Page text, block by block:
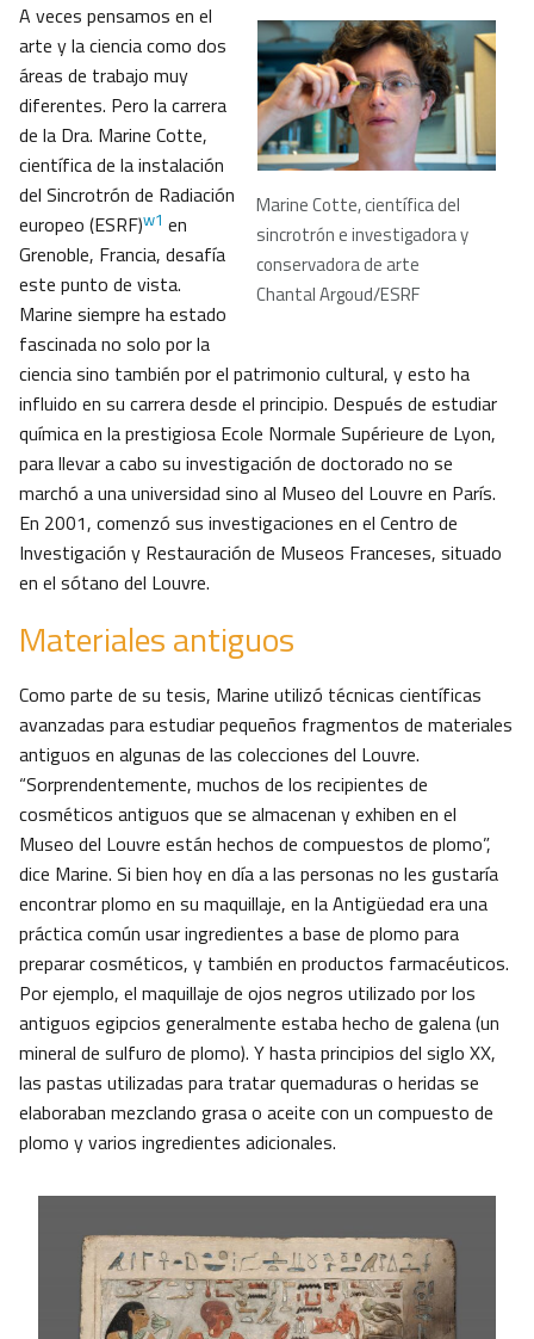
Marine Cotte, científica del
sincrotrón e investigadora y
conservadora de arte
Chantal Argoud/ESRF
A veces pensamos en el
arte y la ciencia como dos
áreas de trabajo muy
diferentes. Pero la carrera
de la Dra. Marine Cotte,
científica de la instalación
del Sincrotrón de Radiación
europeo (ESRF)w1 en
Grenoble, Francia, desafía
este punto de vista.
Marine siempre ha estado
fascinada no solo por la
ciencia sino también por el patrimonio cultural, y esto ha
influido en su carrera desde el principio. Después de estudiar
química en la prestigiosa Ecole Normale Supérieure de Lyon,
para llevar a cabo su investigación de doctorado no se
marchó a una universidad sino al Museo del Louvre en París.
En 2001, comenzó sus investigaciones en el Centro de
Investigación y Restauración de Museos Franceses, situado
en el sótano del Louvre.
Materiales antiguos
Como parte de su tesis, Marine utilizó técnicas científicas
avanzadas para estudiar pequeños fragmentos de materiales
antiguos en algunas de las colecciones del Louvre.
“Sorprendentemente, muchos de los recipientes de
cosméticos antiguos que se almacenan y exhiben en el
Museo del Louvre están hechos de compuestos de plomo”,
dice Marine. Si bien hoy en día a las personas no les gustaría
encontrar plomo en su maquillaje, en la Antigüedad era una
práctica común usar ingredientes a base de plomo para
preparar cosméticos, y también en productos farmacéuticos.
Por ejemplo, el maquillaje de ojos negros utilizado por los
antiguos egipcios generalmente estaba hecho de galena (un
mineral de sulfuro de plomo). Y hasta principios del siglo XX,
las pastas utilizadas para tratar quemaduras o heridas se
elaboraban mezclando grasa o aceite con un compuesto de
plomo y varios ingredientes adicionales.